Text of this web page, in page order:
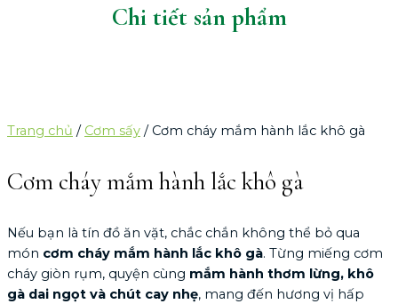
Chi tiết sản phẩm
Trang chủ / Cơm sấy / Cơm cháy mắm hành lắc khô gà
Cơm cháy mắm hành lắc khô gà
Nếu bạn là tín đồ ăn vặt, chắc chắn không thể bỏ qua
món cơm cháy mắm hành lắc khô gà. Từng miếng cơm
cháy giòn rụm, quyện cùng mắm hành thơm lừng, khô
gà dai ngọt và chút cay nhẹ, mang đến hương vị hấp